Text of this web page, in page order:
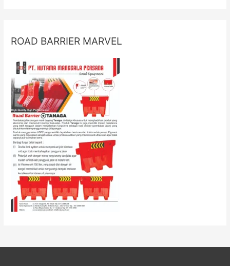
ROAD BARRIER MARVEL